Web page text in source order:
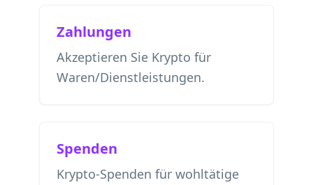
Zahlungen
Akzeptieren Sie Krypto für
Waren/Dienstleistungen.
Spenden
Krypto-Spenden für wohltätige